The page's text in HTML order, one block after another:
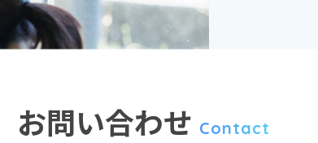
お問い合わせ Contact